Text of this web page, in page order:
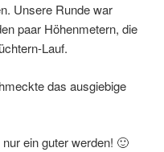
Unsere Runde war
paar Höhenmetern, die
Lauf.
das ausgiebige
ein guter werden! 🙂